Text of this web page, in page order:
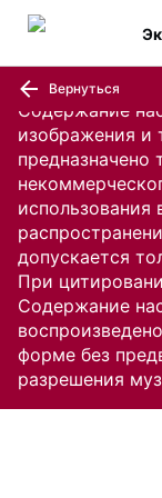
Содержание
изображения и
предназначено
использования
допускается
При
Содержание
форме без
разрешения
Вернуться